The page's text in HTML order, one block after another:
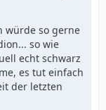
würde so gerne
so wie
echt schwarz
es tut einfach
der letzten